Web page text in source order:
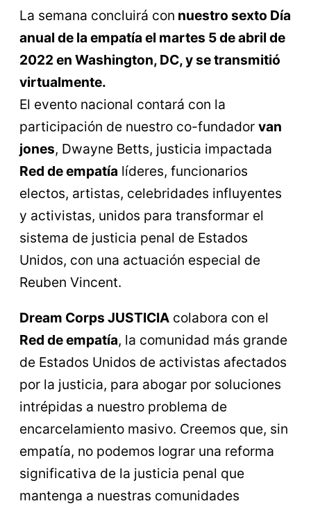
La semana concluirá con nuestro sexto Día
anual de la empatía el martes 5 de abril de
2022 en Washington, DC, y se transmitió
virtualmente.
El evento nacional contará con la
participación de nuestro co-fundador van
jones, Dwayne Betts, justicia impactada
Red de empatía líderes, funcionarios
electos, artistas, celebridades influyentes
y activistas, unidos para transformar el
sistema de justicia penal de Estados
Unidos, con una actuación especial de
Reuben Vincent.
Dream Corps JUSTICIA colabora con el
Red de empatía, la comunidad más grande
de Estados Unidos de activistas afectados
por la justicia, para abogar por soluciones
intrépidas a nuestro problema de
encarcelamiento masivo. Creemos que, sin
empatía, no podemos lograr una reforma
significativa de la justicia penal que
mantenga a nuestras comunidades